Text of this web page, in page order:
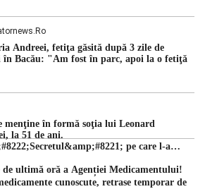
Andreei, fetiţa găsită după 3 zile de
în Bacău: "Am fost în parc, apoi la o fetiţă
menţine în formă soţia lui Leonard
la 51 de ani.
pe care l-a
de ultimă oră a Agenției Medicamentului!
cunoscute, retrase temporar de